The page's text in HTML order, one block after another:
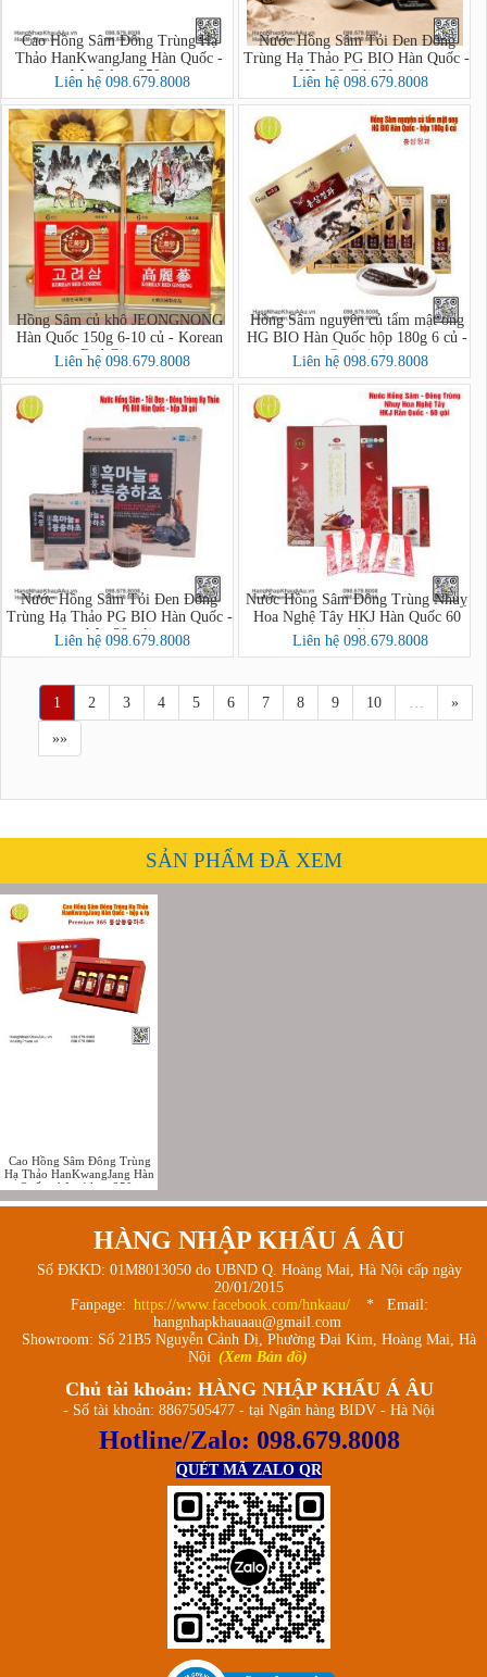
Cao Hồng Sâm Đông Trùng Hạ
Thảo HanKwangJang Hàn Quốc -
hộp 2 lọ x 250g
Liên hệ 098.679.8008
Nước Hồng Sâm Tỏi Đen Đông
Trùng Hạ Thảo PG BIO Hàn Quốc -
Hộp 30 Gói (New)
Liên hệ 098.679.8008
Hồng Sâm củ khô JEONGNONG
Hàn Quốc 150g 6-10 củ - Korean
Red Ginseng
Liên hệ 098.679.8008
Hồng Sâm nguyên củ tẩm mật ong
HG BIO Hàn Quốc hộp 180g 6 củ -
홍삼정과
Liên hệ 098.679.8008
Nước Hồng Sâm Tỏi Đen Đông
Trùng Hạ Thảo PG BIO Hàn Quốc -
hộp 30 gói
Liên hệ 098.679.8008
Nước Hồng Sâm Đông Trùng Nhuỵ
Hoa Nghệ Tây HKJ Hàn Quốc 60
gói
Liên hệ 098.679.8008
1 2 3 4 5 6 7 8 9 10 »
»»
SẢN PHẨM ĐÃ XEM
Cao Hồng Sâm Đông Trùng
Hạ Thảo HanKwangJang Hàn
Quốc - hộp 4 lọ x 250g
HÀNG NHẬP KHẨU Á ÂU
Số ĐKKD: 01M8013050 do UBND Q. Hoàng Mai, Hà Nội cấp ngày
20/01/2015
Fanpage: https://www.facebook.com/hnkaau/
* Email:
hangnhapkhauaau@gmail.com
Showroom: Số 21B5 Nguyễn Cảnh Dị, Phường Đại Kim, Hoàng Mai, Hà
Nội (Xem Bản đồ)
Chủ tài khoản: HÀNG NHẬP KHẨU Á ÂU
- Số tài khoản: 8867505477 - tại Ngân hàng BIDV - Hà Nội
Hotline/Zalo: 098.679.8008
QUÉT MÃ ZALO QR